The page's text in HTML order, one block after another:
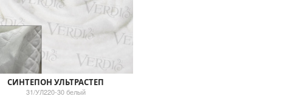
СИНТЕПОН УЛЬТРАСТЕП
31/УЛ220-30 белый